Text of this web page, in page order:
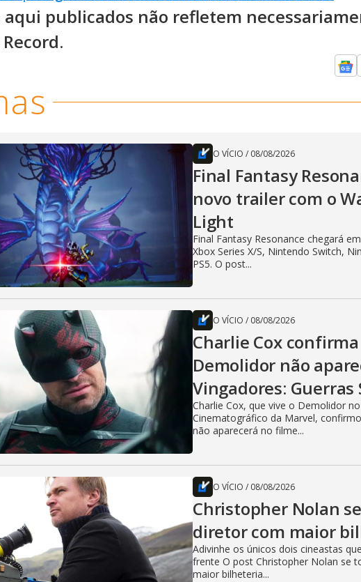
aqui publicados não refletem
O VÍCIO / 08/08/2026
Final Fantasy
novo trailer com o
Light
Final Fantasy Resonance chegará
Xbox Series X/S, Nintendo Switch,
PS5. O post...
O VÍCIO / 08/08/2026
Charlie Cox
Demolidor não
Vingadores: Guerras
Charlie Cox, que vive o Demolidor
Cinematográfico da Marvel,
não aparecerá no filme...
O VÍCIO / 08/08/2026
Christopher Nolan
diretor com maior
Adivinhe os únicos dois cineastas
frente O post Christopher Nolan se
maior bilheteria...